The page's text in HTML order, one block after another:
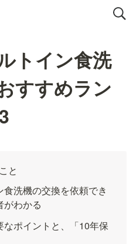
トイン食洗
すすめラン
と
洗機の交換を依頼でき
がわかる
ポイントと、「10年保